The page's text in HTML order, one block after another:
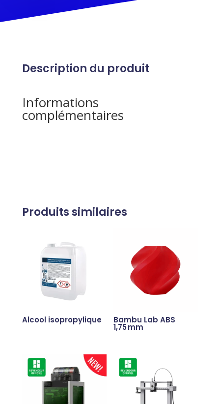
Description du produit
Informations
complémentaires
Produits similaires
Alcool isopropylique Bambu Lab ABS
1,75 mm